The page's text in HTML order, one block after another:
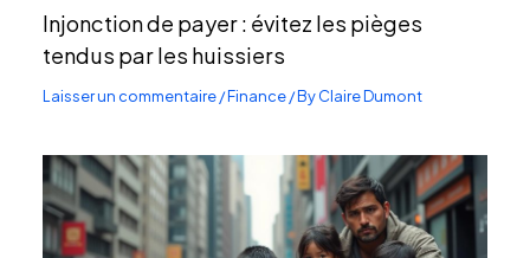
Injonction de payer : évitez les pièges
tendus par les huissiers
Laisser un commentaire/Finance/ ByClaire Dumont